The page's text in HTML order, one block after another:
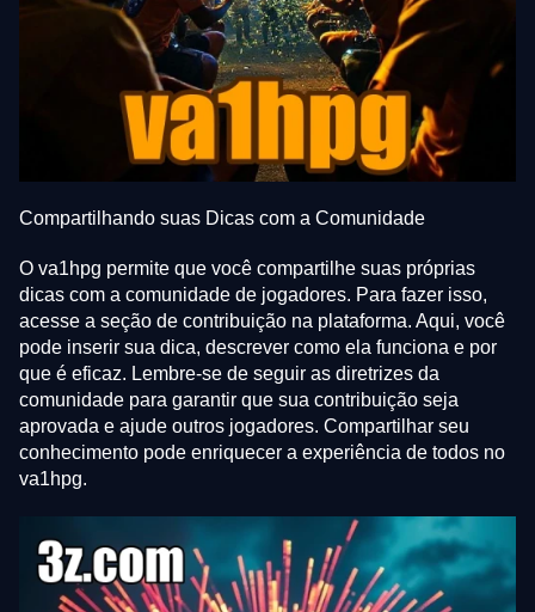
Compartilhando suas Dicas com a Comunidade
O va1hpg permite que você compartilhe suas próprias
dicas com a comunidade de jogadores. Para fazer isso,
acesse a seção de contribuição na plataforma. Aqui, você
pode inserir sua dica, descrever como ela funciona e por
que é eficaz. Lembre-se de seguir as diretrizes da
comunidade para garantir que sua contribuição seja
aprovada e ajude outros jogadores. Compartilhar seu
conhecimento pode enriquecer a experiência de todos no
va1hpg.